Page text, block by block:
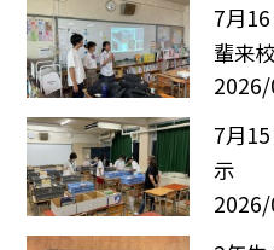
7月
輩来校
7月
示